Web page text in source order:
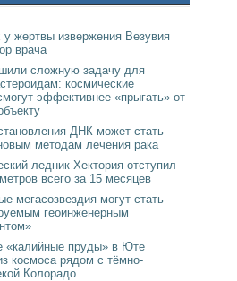
жертвы извержения Везувия
врача
сложную задачу для
космические
эффективнее «прыгать» от
ДНК может стать
методам лечения рака
ледник Хектория отступил
всего за 15 месяцев
мегасозвездия могут стать
геоинженерным
«калийные пруды» в Юте
космоса рядом с тёмно-
Колорадо